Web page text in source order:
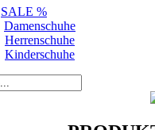
SALE %
Damenschuhe
Herrenschuhe
Kinderschuhe